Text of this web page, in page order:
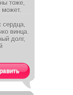
тоже,
может.
сердца,
винца.
долг,